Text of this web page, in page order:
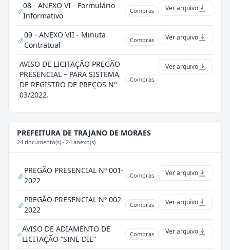
08 - ANEXO VI - Formulário
Informativo
Compras Ver arquivo
09 - ANEXO VII - Minuta
Contratual
Compras Ver arquivo
AVISO DE LICITAÇÃO PREGÃO
PRESENCIAL – PARA SISTEMA
DE REGISTRO DE PREÇOS N°
03/2022.
Compras
Ver arquivo
PREFEITURA DE TRAJANO DE MORAES
24 documento(s) · 24 anexo(s)
PREGÃO PRESENCIAL Nº 001-
2022
Compras Ver arquivo
PREGÃO PRESENCIAL Nº 002-
2022
Compras Ver arquivo
AVISO DE ADIAMENTO DE
LICITAÇÃO ”SINE DIE”
Compras Ver arquivo